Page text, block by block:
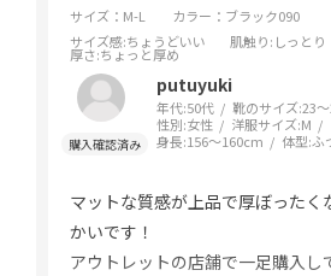
サイズ：M-L
カラー：ブラック090
サイズ感:ちょうどいい 肌触り:しっとり
厚さ:ちょっと厚め
putuyuki
年代:50代 靴のサイズ:23
性別:女性 洋服サイズ:M
身長:156～160cm 体型:ふ
マットな質感が上品で厚ぼったく
かいです！
アウトレットの店舗で一足購入し